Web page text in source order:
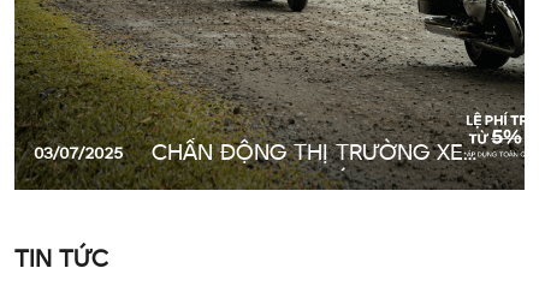
03/07/2025
CHẤN ĐỘNG THỊ TRƯỜNG XE
MÔ TÔ PHÂN KHỐI LỚN : LỆ PHÍ
TIN TỨC